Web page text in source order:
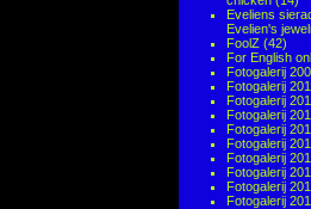
Eveliens
Evelien's
FoolZ (42)
For English
Fotogalerij
Fotogalerij
Fotogalerij
Fotogalerij
Fotogalerij
Fotogalerij
Fotogalerij
Fotogalerij
Fotogalerij
Fotogalerij